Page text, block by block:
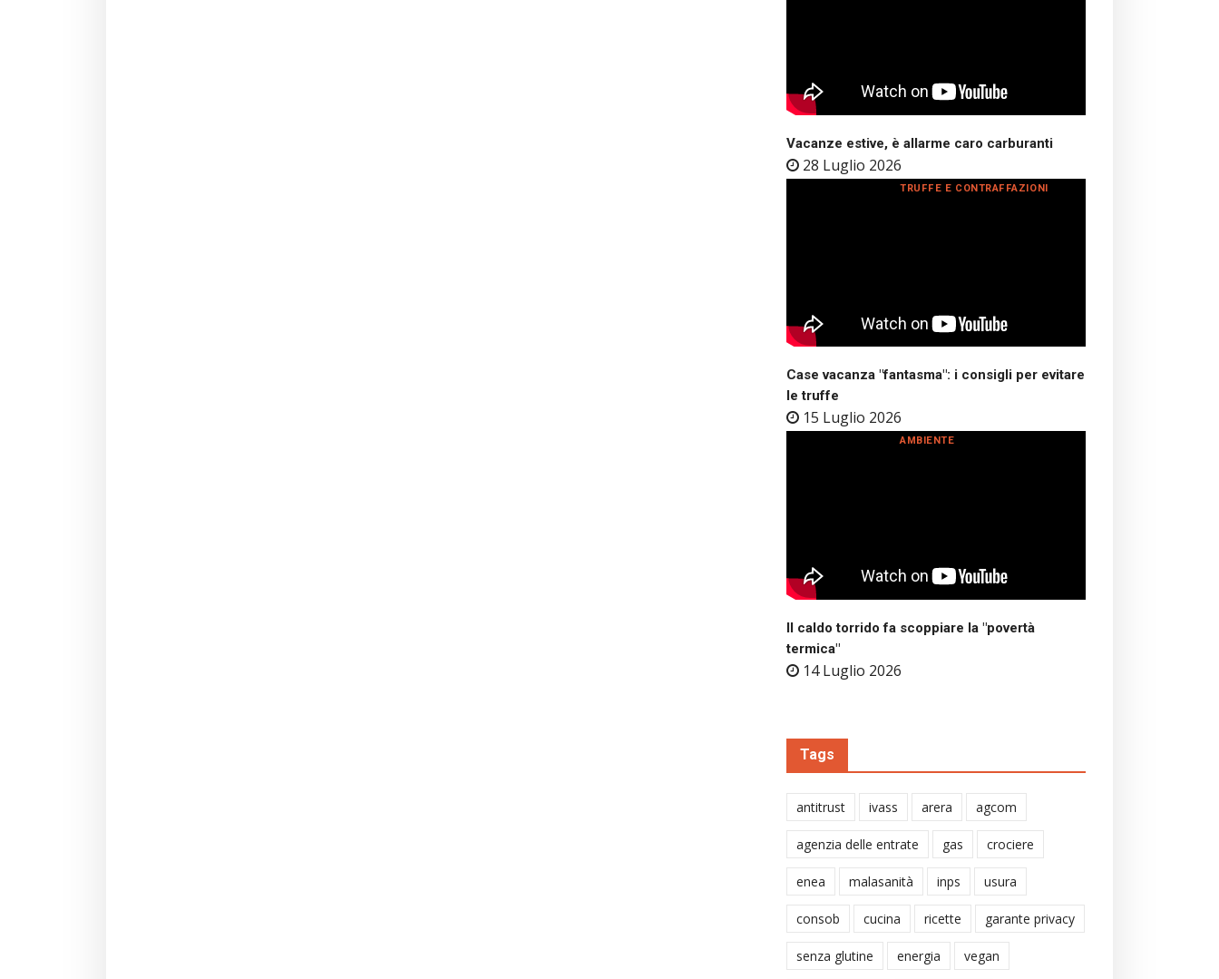
Vacanze estive, è allarme caro carburanti
28 Luglio 2026
Case vacanza "fantasma": i consigli per evitare
le truffe
15 Luglio 2026
TRUFFE E CONTRAFFAZIONI
Il caldo torrido fa scoppiare la "povertà
termica"
14 Luglio 2026
AMBIENTE
Tags
antitrust ivass arera agcom
agenzia delle entrate gas crociere
enea malasanità inps usura
consob cucina ricette garante privacy
senza glutine energia vegan